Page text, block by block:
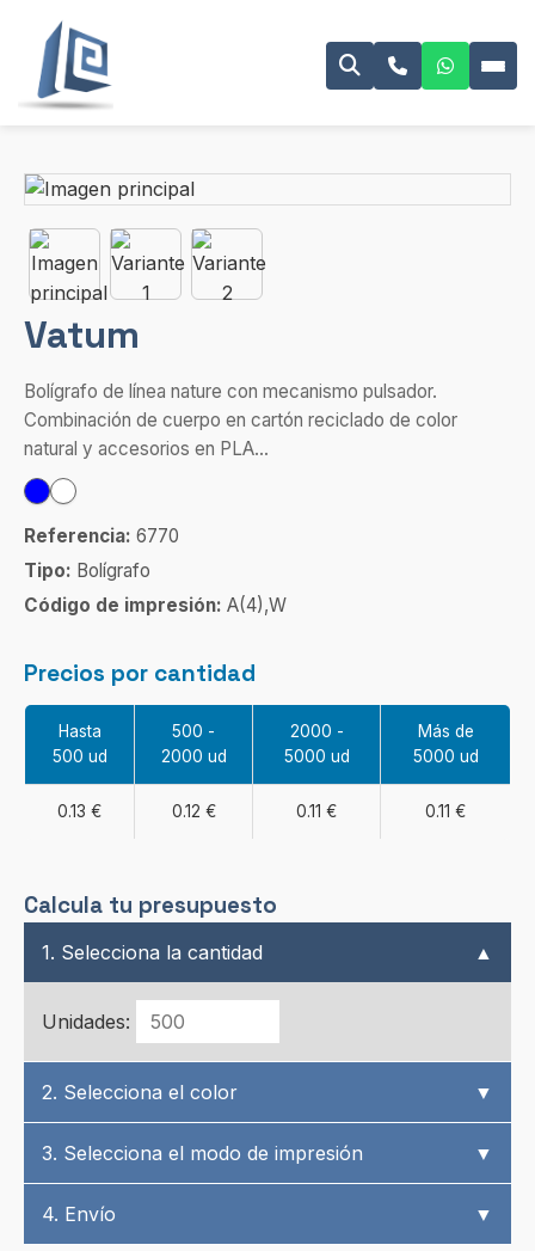
Vatum
Bolígrafo de línea nature con mecanismo pulsador.
Combinación de cuerpo en cartón reciclado de color
natural y accesorios en PLA...
Referencia: 6770
Tipo: Bolígrafo
Código de impresión: A(4),W
Precios por cantidad
Hasta
500 ud
500 -
2000 ud
2000 -
5000 ud
Más de
5000 ud
0.13 € 0.12 € 0.11 € 0.11 €
Calcula tu presupuesto
1. Selecciona la cantidad ▲
Unidades:
2. Selecciona el color ▼
3. Selecciona el modo de impresión ▼
4. Envío ▼